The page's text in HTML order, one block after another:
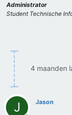
Administrator
Student Technische
4 maanden
J Jason